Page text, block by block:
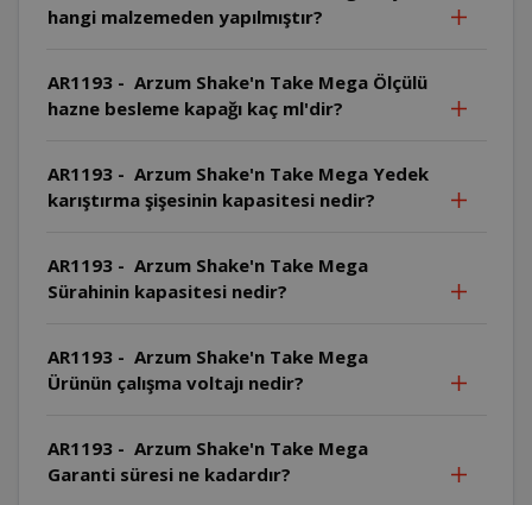
hangi malzemeden yapılmıştır?
AR1193 - Arzum Shake'n Take Mega Ölçülü
hazne besleme kapağı kaç ml'dir?
AR1193 - Arzum Shake'n Take Mega Yedek
karıştırma şişesinin kapasitesi nedir?
AR1193 - Arzum Shake'n Take Mega
Sürahinin kapasitesi nedir?
AR1193 - Arzum Shake'n Take Mega
Ürünün çalışma voltajı nedir?
AR1193 - Arzum Shake'n Take Mega
Garanti süresi ne kadardır?